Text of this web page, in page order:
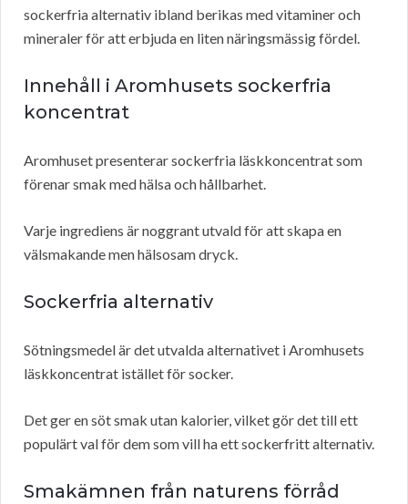
sockerfria alternativ ibland berikas med vitaminer och
mineraler för att erbjuda en liten näringsmässig fördel.
Innehåll i Aromhusets sockerfria
koncentrat
Aromhuset presenterar sockerfria läskkoncentrat som
förenar smak med hälsa och hållbarhet.
Varje ingrediens är noggrant utvald för att skapa en
välsmakande men hälsosam dryck.
Sockerfria alternativ
Sötningsmedel är det utvalda alternativet i Aromhusets
läskkoncentrat istället för socker.
Det ger en söt smak utan kalorier, vilket gör det till ett
populärt val för dem som vill ha ett sockerfritt alternativ.
Smakämnen från naturens förråd